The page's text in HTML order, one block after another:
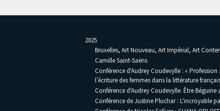
2025
Bruxelles, Art Nouveau, Art Impérial, Art
Camille Saint-Saëns
Conférence d'Audrey Coudevylle : «
l’écriture des femmes dans la littérature
Conférence d'Audrey Coudevylle. Être Béguine
Conférence de Justine Pluchar : L'incroyable